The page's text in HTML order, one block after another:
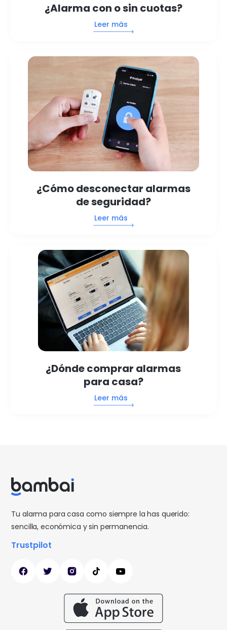
¿Alarma con o sin cuotas?
Leer más
¿Cómo desconectar alarmas
de seguridad?
Leer más
¿Dónde comprar alarmas
para casa?
Leer más
Tu alarma para casa como siempre la has querido:
sencilla, económica y sin permanencia.
Trustpilot